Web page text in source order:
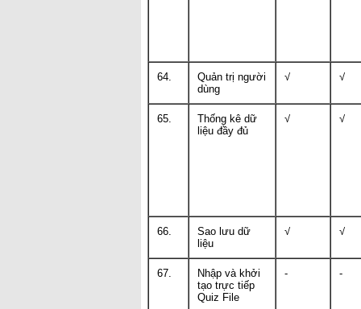
64.
Quản trị người
dùng
√ √
65.
Thống kê dữ
liệu đầy đủ
√ √
66.
Sao lưu dữ
liệu
√ √
67.
Nhập và khởi
tạo trực tiếp
Quiz File
- -